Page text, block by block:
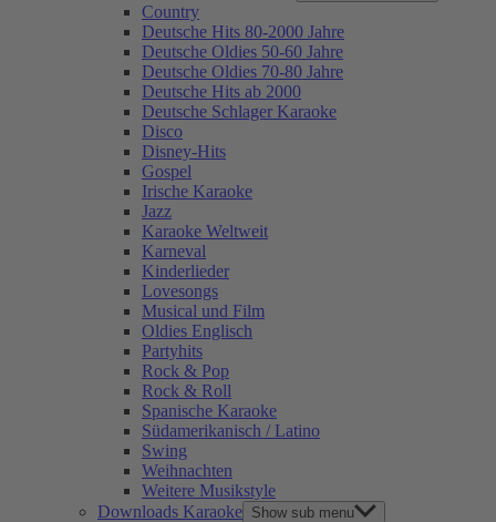
Country
Deutsche Hits 80-2000 Jahre
Deutsche Oldies 50-60 Jahre
Deutsche Oldies 70-80 Jahre
Deutsche Hits ab 2000
Deutsche Schlager Karaoke
Disco
Disney-Hits
Gospel
Irische Karaoke
Jazz
Karaoke Weltweit
Karneval
Kinderlieder
Lovesongs
Musical und Film
Oldies Englisch
Partyhits
Rock & Pop
Rock & Roll
Spanische Karaoke
Südamerikanisch / Latino
Swing
Weihnachten
Weitere Musikstyle
Downloads Karaoke Show sub menu